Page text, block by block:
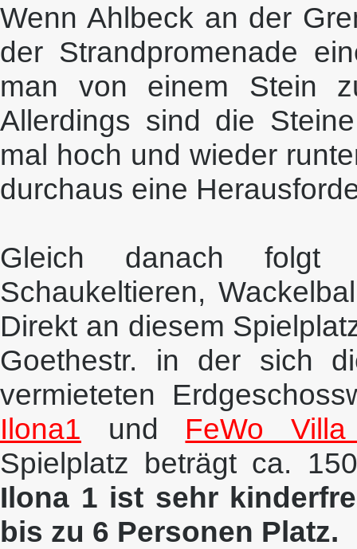
Wenn Ahlbeck an der
der Strandpromenade
man von einem Stein
Allerdings sind die
mal hoch und wieder
durchaus eine
Gleich danach folgt
Schaukeltieren,
Direkt an diesem
Goethestr. in der sich
vermieteten
Ilona1 und FeWo
Spielplatz beträgt ca.
Ilona 1 ist sehr
bis zu 6 Personen Platz.